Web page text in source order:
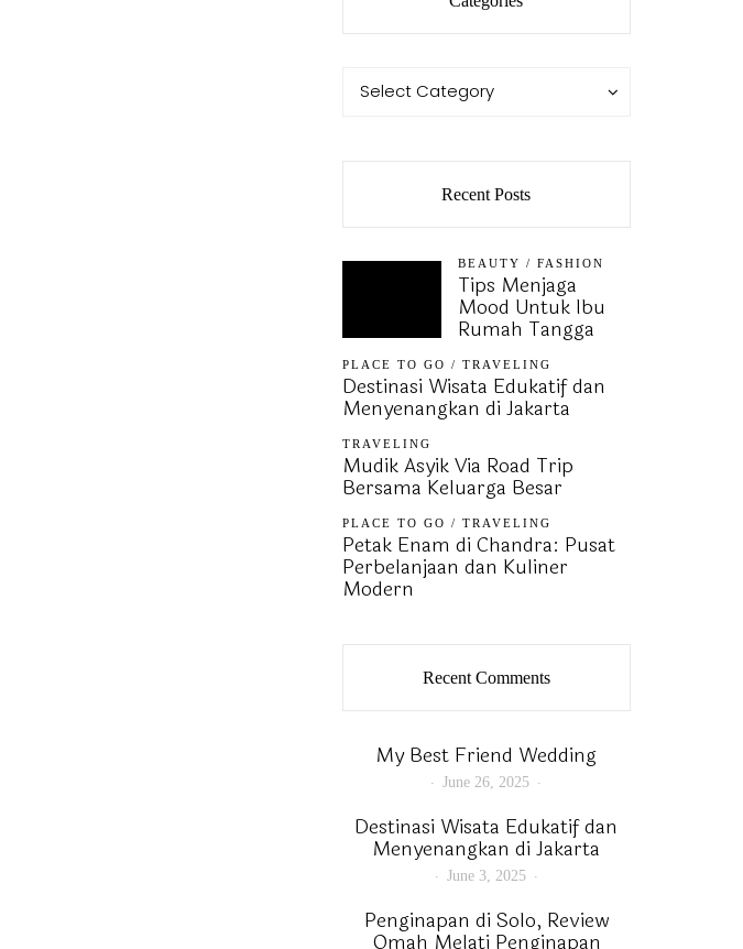
Categories
Select Category
Categories
Recent Posts
BEAUTY / FASHION
Tips Menjaga
Mood Untuk Ibu
Rumah Tangga
PLACE TO GO / TRAVELING
Destinasi Wisata Edukatif dan
Menyenangkan di Jakarta
TRAVELING
Mudik Asyik Via Road Trip
Bersama Keluarga Besar
PLACE TO GO / TRAVELING
Petak Enam di Chandra: Pusat
Perbelanjaan dan Kuliner
Modern
Recent Comments
My Best Friend Wedding
June 26, 2025
Destinasi Wisata Edukatif dan
Menyenangkan di Jakarta
June 3, 2025
Penginapan di Solo, Review
Omah Melati Penginapan